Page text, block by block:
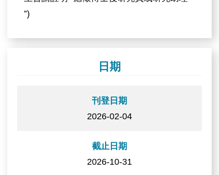
”)
日期
刊登日期
2026-02-04
截止日期
2026-10-31